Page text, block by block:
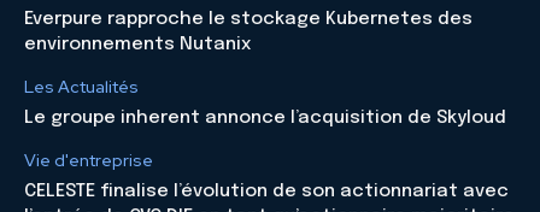
Everpure rapproche le stockage Kubernetes des
environnements Nutanix
Les Actualités
Le groupe inherent annonce l’acquisition de Skyloud
Vie d'entreprise
CELESTE finalise l’évolution de son actionnariat avec